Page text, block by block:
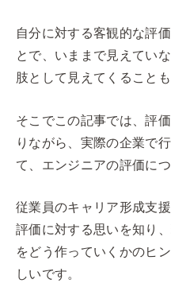
自分に対する客観的な評
とで、いままで見えてい
肢として見えてくることも
そこでこの記事では、評
りながら、実際の企業で
て、エンジニアの評価に
従業員のキャリア形成支
評価に対する思いを知り
をどう作っていくかのヒ
しいです。